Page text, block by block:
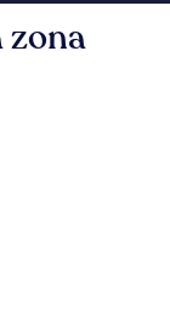
zona